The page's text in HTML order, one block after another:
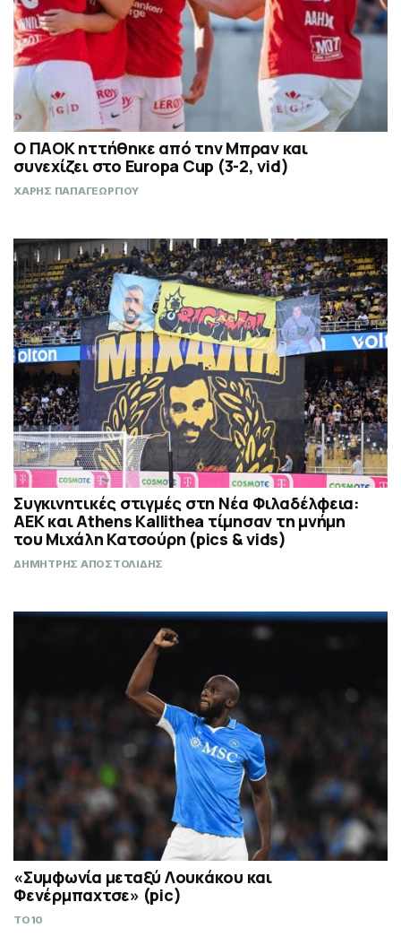
Ο ΠΑΟΚ ηττήθηκε από την Μπραν και
συνεχίζει στο Europa Cup (3-2, vid)
ΧΑΡΗΣ ΠΑΠΑΓΕΩΡΓΙΟΥ
Συγκινητικές στιγμές στη Νέα Φιλαδέλφεια:
ΑΕΚ και Athens Kallithea τίμησαν τη μνήμη
του Μιχάλη Κατσούρη (pics & vids)
ΔΗΜΗΤΡΗΣ ΑΠΟΣΤΟΛΙΔΗΣ
«Συμφωνία μεταξύ Λουκάκου και
Φενέρμπαχτσε» (pic)
TO10